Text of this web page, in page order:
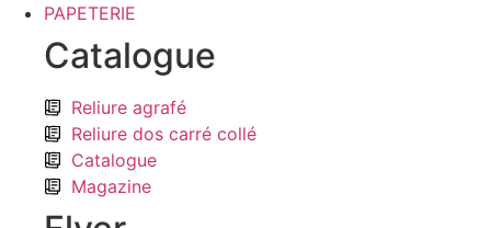
PAPETERIE
Catalogue
Reliure agrafé
Reliure dos carré collé
Catalogue
Magazine